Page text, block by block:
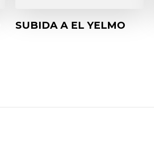
SUBIDA A EL YELMO